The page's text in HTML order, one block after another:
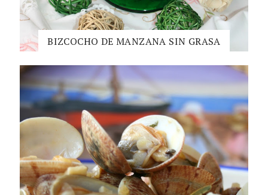
BIZCOCHO DE MANZANA SIN GRASA